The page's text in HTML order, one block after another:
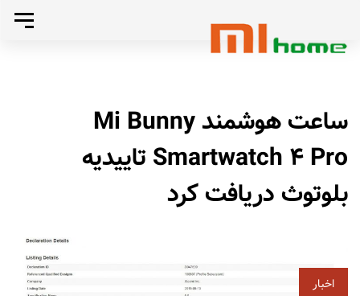
رد
کردن
لینک
ها
کردن
بندی
پرش
به
تغییر
ساعت هوشمند Mi Bunny
Smartwatch 4 Pro تاییدیه
بلوتوث دریافت کرد
اخبار